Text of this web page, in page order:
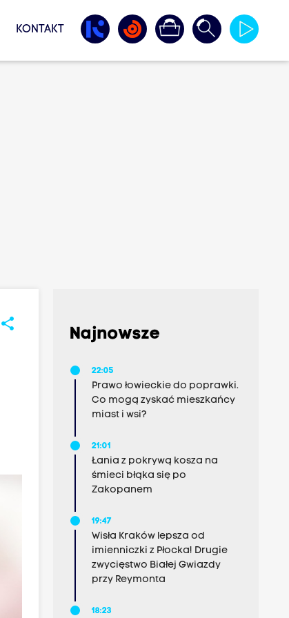
KONTAKT
share
Najnowsze
22:05
Prawo łowieckie do poprawki.
Co mogą zyskać mieszkańcy
miast i wsi?
21:01
Łania z pokrywą kosza na
śmieci błąka się po
Zakopanem
19:47
Wisła Kraków lepsza od
imienniczki z Płocka! Drugie
zwycięstwo Białej Gwiazdy
przy Reymonta
18:23